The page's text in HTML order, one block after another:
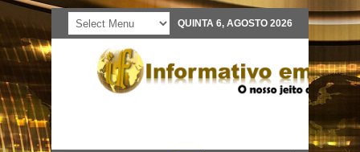
QUINTA 6, AGOSTO 2026